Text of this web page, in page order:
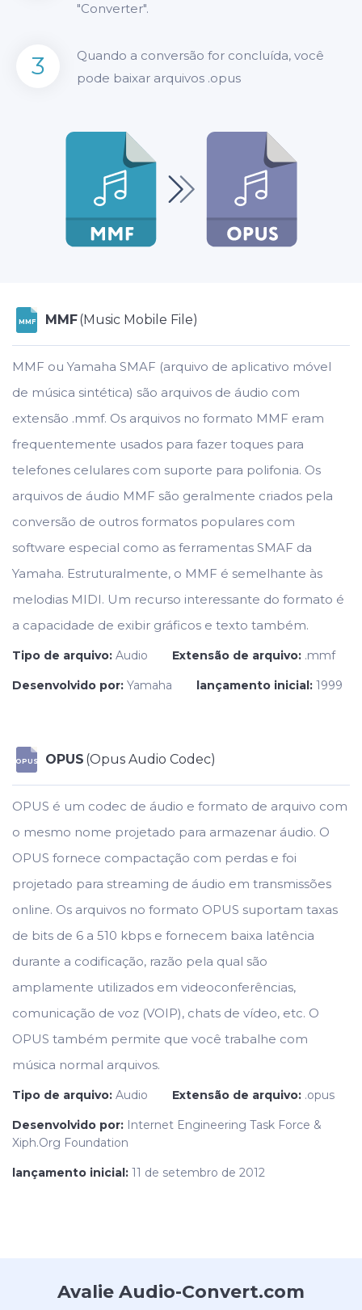
"Converter".
3
Quando a conversão for concluída, você
pode baixar arquivos .opus
MMF MMF(Music Mobile File)
MMF ou Yamaha SMAF (arquivo de aplicativo móvel
de música sintética) são arquivos de áudio com
extensão .mmf. Os arquivos no formato MMF eram
frequentemente usados para fazer toques para
telefones celulares com suporte para polifonia. Os
arquivos de áudio MMF são geralmente criados pela
conversão de outros formatos populares com
software especial como as ferramentas SMAF da
Yamaha. Estruturalmente, o MMF é semelhante às
melodias MIDI. Um recurso interessante do formato é
a capacidade de exibir gráficos e texto também.
Tipo de arquivo: Audio Extensão de arquivo: .mmf
Desenvolvido por: Yamaha lançamento inicial: 1999
OPUS OPUS (Opus Audio Codec)
OPUS é um codec de áudio e formato de arquivo com
o mesmo nome projetado para armazenar áudio. O
OPUS fornece compactação com perdas e foi
projetado para streaming de áudio em transmissões
online. Os arquivos no formato OPUS suportam taxas
de bits de 6 a 510 kbps e fornecem baixa latência
durante a codificação, razão pela qual são
amplamente utilizados em videoconferências,
comunicação de voz (VOIP), chats de vídeo, etc. O
OPUS também permite que você trabalhe com
música normal arquivos.
Tipo de arquivo: Audio Extensão de arquivo: .opus
Desenvolvido por: Internet Engineering Task Force &
Xiph.Org Foundation
lançamento inicial: 11 de setembro de 2012
Avalie Audio-Convert.com